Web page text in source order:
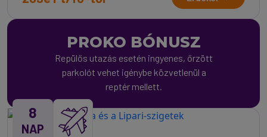
PROKO BÓNUSZ
Repülős utazás esetén ingyenes, őrzött
parkolót vehet igénybe közvetlenül a
reptér mellett.
8
NAP